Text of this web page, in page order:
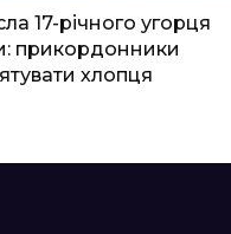
17-річного угорця
прикордонники
хлопця